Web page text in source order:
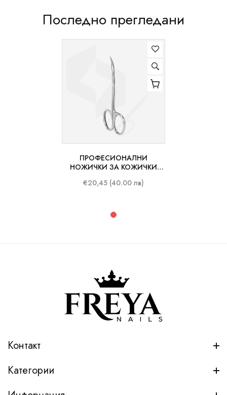
Последно прегледани
ПРОФЕСИОНАЛНИ
НОЖИЧКИ ЗА КОЖИЧКИ
€20,45 (40.00 лв)
Контакт
Категории